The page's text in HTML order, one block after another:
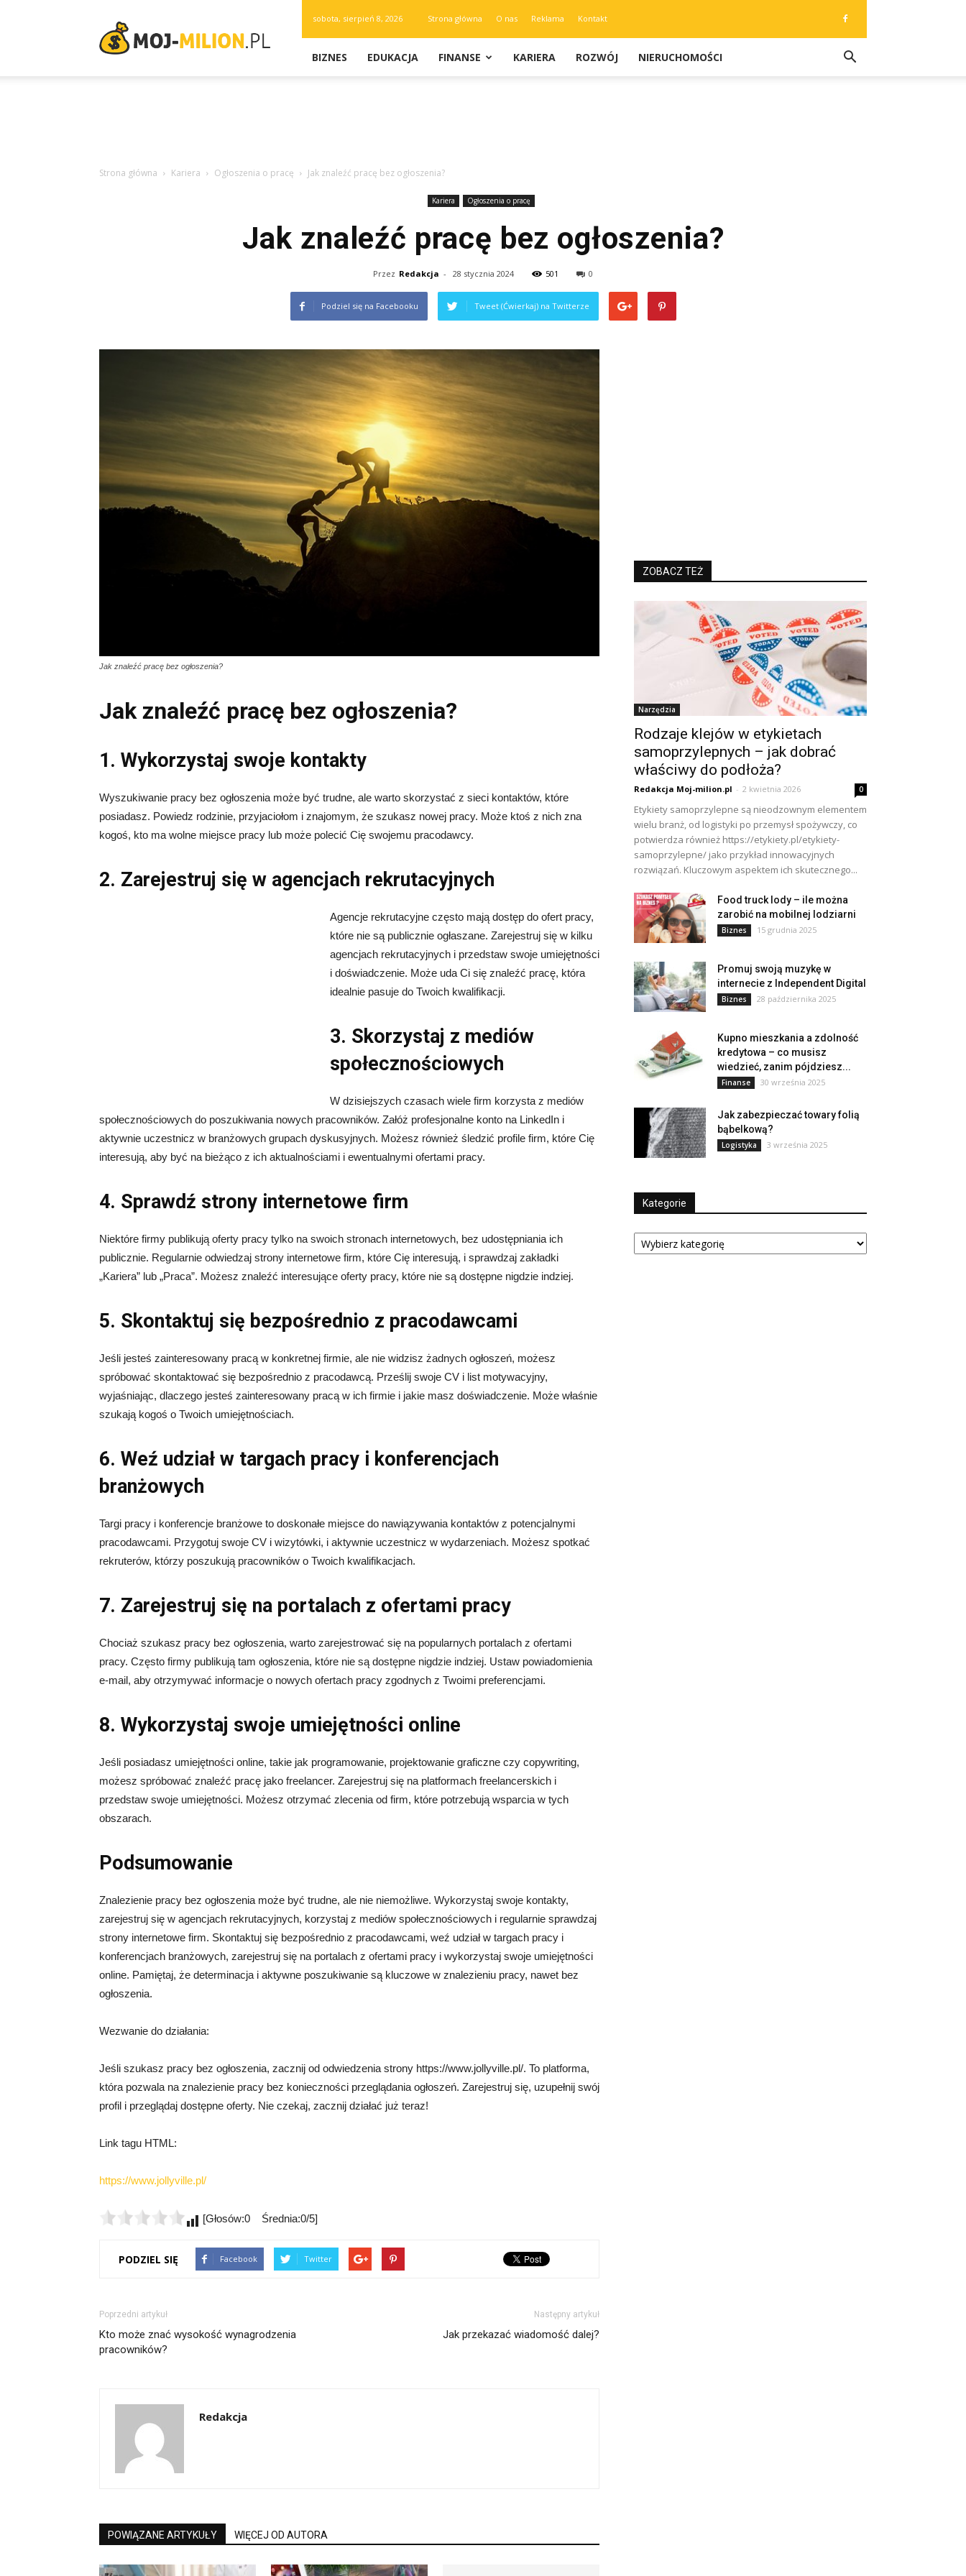
milion.pl
sobota, sierpień 8, 2026 Strona główna O nas Reklama Kontakt
BIZNES EDUKACJA FINANSE KARIERA ROZWÓJ NIERUCHOMOŚCI
Strona główna Kariera Ogłoszenia o pracę Jak znaleźć pracę bez ogłoszenia?
Kariera Ogłoszenia o pracę
Jak znaleźć pracę bez ogłoszenia?
Przez Redakcja - 28 stycznia 2024 501 0
Podziel się na Facebooku Tweet (Ćwierkaj) na Twitterze
Jak znaleźć pracę bez ogłoszenia?
Jak znaleźć pracę bez ogłoszenia?
1. Wykorzystaj swoje kontakty
Wyszukiwanie pracy bez ogłoszenia może być trudne, ale warto skorzystać z sieci kontaktów, które
posiadasz. Powiedz rodzinie, przyjaciołom i znajomym, że szukasz nowej pracy. Może ktoś z nich zna
kogoś, kto ma wolne miejsce pracy lub może polecić Cię swojemu pracodawcy.
2. Zarejestruj się w agencjach rekrutacyjnych
Agencje rekrutacyjne często mają dostęp do ofert pracy,
które nie są publicznie ogłaszane. Zarejestruj się w kilku
agencjach rekrutacyjnych i przedstaw swoje umiejętności
i doświadczenie. Może uda Ci się znaleźć pracę, która
idealnie pasuje do Twoich kwalifikacji.
3. Skorzystaj z mediów
społecznościowych
W dzisiejszych czasach wiele firm korzysta z mediów
społecznościowych do poszukiwania nowych pracowników. Załóż profesjonalne konto na LinkedIn i
aktywnie uczestnicz w branżowych grupach dyskusyjnych. Możesz również śledzić profile firm, które Cię
interesują, aby być na bieżąco z ich aktualnościami i ewentualnymi ofertami pracy.
4. Sprawdź strony internetowe firm
Niektóre firmy publikują oferty pracy tylko na swoich stronach internetowych, bez udostępniania ich
publicznie. Regularnie odwiedzaj strony internetowe firm, które Cię interesują, i sprawdzaj zakładki
„Kariera” lub „Praca”. Możesz znaleźć interesujące oferty pracy, które nie są dostępne nigdzie indziej.
5. Skontaktuj się bezpośrednio z pracodawcami
Jeśli jesteś zainteresowany pracą w konkretnej firmie, ale nie widzisz żadnych ogłoszeń, możesz
spróbować skontaktować się bezpośrednio z pracodawcą. Prześlij swoje CV i list motywacyjny,
wyjaśniając, dlaczego jesteś zainteresowany pracą w ich firmie i jakie masz doświadczenie. Może właśnie
szukają kogoś o Twoich umiejętnościach.
6. Weź udział w targach pracy i konferencjach
branżowych
Targi pracy i konferencje branżowe to doskonałe miejsce do nawiązywania kontaktów z potencjalnymi
pracodawcami. Przygotuj swoje CV i wizytówki, i aktywnie uczestnicz w wydarzeniach. Możesz spotkać
rekruterów, którzy poszukują pracowników o Twoich kwalifikacjach.
7. Zarejestruj się na portalach z ofertami pracy
Chociaż szukasz pracy bez ogłoszenia, warto zarejestrować się na popularnych portalach z ofertami
pracy. Często firmy publikują tam ogłoszenia, które nie są dostępne nigdzie indziej. Ustaw powiadomienia
e-mail, aby otrzymywać informacje o nowych ofertach pracy zgodnych z Twoimi preferencjami.
8. Wykorzystaj swoje umiejętności online
Jeśli posiadasz umiejętności online, takie jak programowanie, projektowanie graficzne czy copywriting,
możesz spróbować znaleźć pracę jako freelancer. Zarejestruj się na platformach freelancerskich i
przedstaw swoje umiejętności. Możesz otrzymać zlecenia od firm, które potrzebują wsparcia w tych
obszarach.
Podsumowanie
Znalezienie pracy bez ogłoszenia może być trudne, ale nie niemożliwe. Wykorzystaj swoje kontakty,
zarejestruj się w agencjach rekrutacyjnych, korzystaj z mediów społecznościowych i regularnie sprawdzaj
strony internetowe firm. Skontaktuj się bezpośrednio z pracodawcami, weź udział w targach pracy i
konferencjach branżowych, zarejestruj się na portalach z ofertami pracy i wykorzystaj swoje umiejętności
online. Pamiętaj, że determinacja i aktywne poszukiwanie są kluczowe w znalezieniu pracy, nawet bez
ogłoszenia.
Wezwanie do działania:
Jeśli szukasz pracy bez ogłoszenia, zacznij od odwiedzenia strony https://www.jollyville.pl/. To platforma,
która pozwala na znalezienie pracy bez konieczności przeglądania ogłoszeń. Zarejestruj się, uzupełnij swój
profil i przeglądaj dostępne oferty. Nie czekaj, zacznij działać już teraz!
Link tagu HTML:
https://www.jollyville.pl/
[Głosów:0 Średnia:0/5]
PODZIEL SIĘ Facebook Twitter
Poprzedni artykuł
Kto może znać wysokość wynagrodzenia
pracowników?
Następny artykuł
Jak przekazać wiadomość dalej?
Redakcja
POWIĄZANE ARTYKUŁY WIĘCEJ OD AUTORA
ZOBACZ TEŻ
Narzędzia
Rodzaje klejów w etykietach
samoprzylepnych – jak dobrać
właściwy do podłoża?
Redakcja Moj-milion.pl - 2 kwietnia 2026 0
Etykiety samoprzylepne są nieodzownym elementem
wielu branż, od logistyki po przemysł spożywczy, co
potwierdza również https://etykiety.pl/etykiety-
samoprzylepne/ jako przykład innowacyjnych
rozwiązań. Kluczowym aspektem ich skutecznego...
Food truck lody – ile można
zarobić na mobilnej lodziarni
Biznes 15 grudnia 2025
Promuj swoją muzykę w
internecie z Independent Digital
Biznes 28 października 2025
Kupno mieszkania a zdolność
kredytowa – co musisz
wiedzieć, zanim pójdziesz...
Finanse 30 września 2025
Jak zabezpieczać towary folią
bąbelkową?
Logistyka 3 września 2025
Kategorie
Kategorie